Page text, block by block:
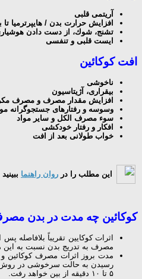
آریتمی قلبی
افزایش حرارت بدن / هایپرترمیا تا بیش از 106
تشنج، شوك، از دست دادن
ایست قلبی و تنفسی
افت كوكائین
ناخوشی
بیقراری، آژیتاسیون
افزایش مقدار مصرف و مصرف
وسوسه و رفتارهای جستجوگرانه
سوء مصرف الكل و سایر مواد
افكار و رفتار خودكشی
خواب طولانی بعد از افت
این مطلب را در روان راهنما ببینید
کوکائین چه مدت در بدن
اثرات کوکایین تقریباً
مصرف به تدریج بدن نسبت به این
مدت بروز اثرات مصرف کوکائین
۵ تا ۱۰ دقیقه از بین خواهد رفت.